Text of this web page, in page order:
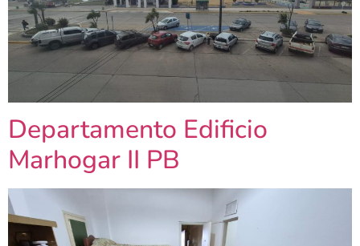
Departamento Edificio
Marhogar II PB